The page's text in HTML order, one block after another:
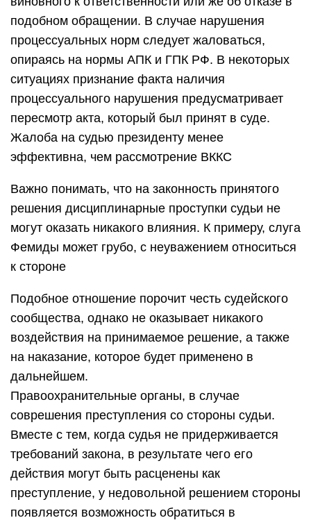
подобном обращении. В случае нарушения
процессуальных норм следует жаловаться,
опираясь на нормы АПК и ГПК РФ. В некоторых
ситуациях признание факта наличия
процессуального нарушения предусматривает
пересмотр акта, который был принят в суде.
Жалоба на судью президенту менее
эффективна, чем рассмотрение ВККС
Важно понимать, что на законность принятого
решения дисциплинарные проступки судьи не
могут оказать никакого влияния. К примеру, слуга
Фемиды может грубо, с неуважением относиться
к стороне
Подобное отношение порочит честь судейского
сообщества, однако не оказывает никакого
воздействия на принимаемое решение, а также
на наказание, которое будет применено в
дальнейшем.
Правоохранительные органы, в случае
соврешения преступления со стороны судьи.
Вместе с тем, когда судья не придерживается
требований закона, в результате чего его
действия могут быть расценены как
преступление, у недовольной решением стороны
появляется возможность обратиться в